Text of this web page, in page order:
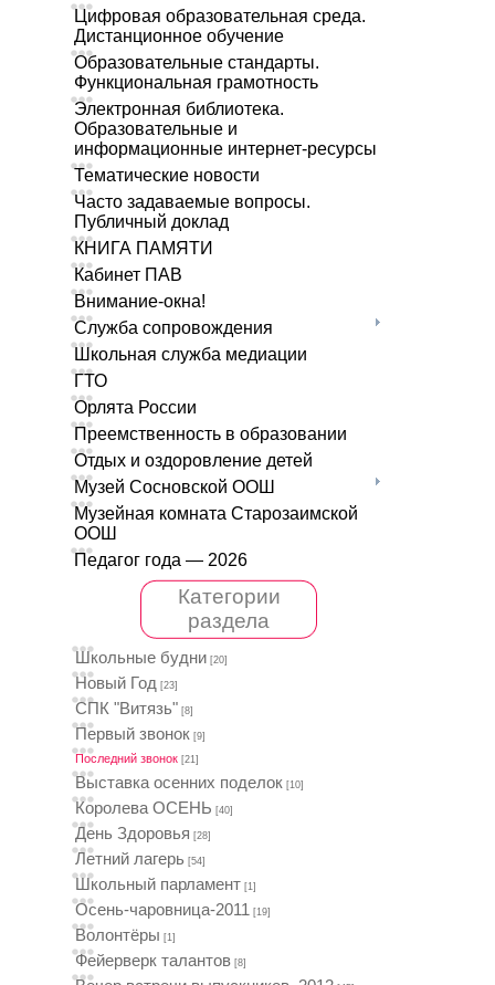
Цифровая образовательная среда.
Дистанционное обучение
Образовательные стандарты.
Функциональная грамотность
Электронная библиотека.
Образовательные и
информационные интернет-ресурсы
Тематические новости
Часто задаваемые вопросы.
Публичный доклад
КНИГА ПАМЯТИ
Кабинет ПАВ
Внимание-окна!
Служба сопровождения
Школьная служба медиации
ГТО
Орлята России
Преемственность в образовании
Отдых и оздоровление детей
Музей Сосновской ООШ
Музейная комната Старозаимской
ООШ
Педагог года — 2026
Категории
раздела
Школьные будни [20]
Новый Год [23]
СПК "Витязь" [8]
Первый звонок [9]
Последний звонок [21]
Выставка осенних поделок [10]
Королева ОСЕНЬ [40]
День Здоровья [28]
Летний лагерь [54]
Школьный парламент [1]
Осень-чаровница-2011 [19]
Волонтёры [1]
Фейерверк талантов [8]